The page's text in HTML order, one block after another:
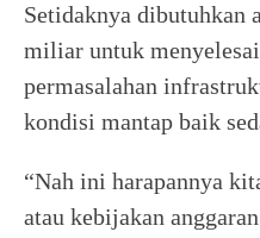
Setidaknya dibutuhkan
miliar untuk
permasalahan
kondisi mantap baik
“Nah ini harapannya
atau kebijakan